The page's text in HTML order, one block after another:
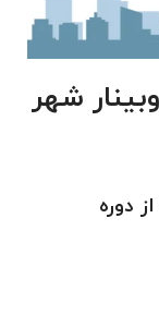
شهر
دوره